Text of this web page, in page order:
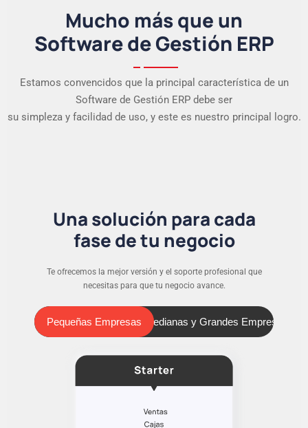
Mucho más que un
Software de Gestión ERP
Estamos convencidos que la principal característica de un
Software de Gestión ERP debe ser
su simpleza y facilidad de uso, y este es nuestro principal logro.
Una solución para cada
fase de tu negocio
Te ofrecemos la mejor versión y el soporte profesional que
necesitas para que tu negocio avance.
Pequeñas Empresas
Pequeñas Empresas Medianas y Grandes Empresas